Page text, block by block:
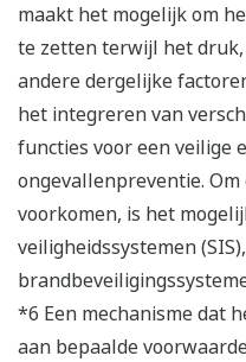
maakt het mogelijk om
te zetten terwijl het
andere dergelijke
het integreren van
functies voor een veilige
ongevallenpreventie.
voorkomen, is het
veiligheidssystemen
*6 Een mechanisme dat
aan bepaalde